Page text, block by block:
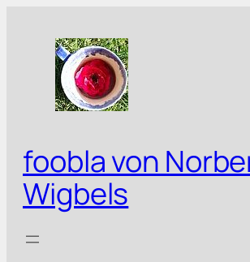
springen
foobla von
Wigbels